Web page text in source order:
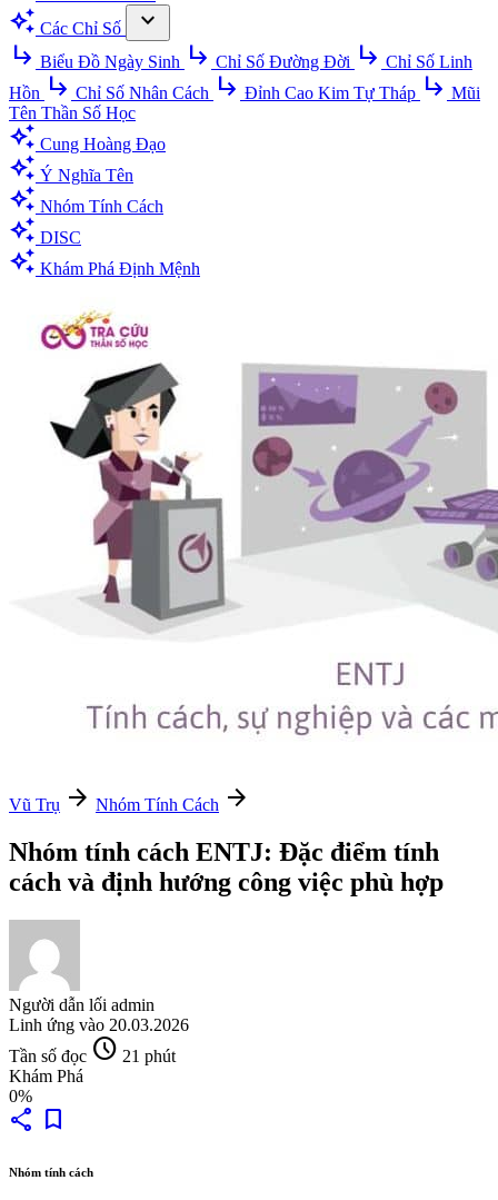
auto_awesome Các Chỉ Số
expand_more
subdirectory_arrow_right Biểu Đồ Ngày Sinh subdirectory_arrow_right Chỉ Số Đường Đời subdirectory_arrow_right Chỉ Số Linh
Hồn subdirectory_arrow_right Chỉ Số Nhân Cách subdirectory_arrow_right Đỉnh Cao Kim Tự Tháp subdirectory_arrow_right Mũi
Tên Thần Số Học
auto_awesome Cung Hoàng Đạo
auto_awesome Ý Nghĩa Tên
auto_awesome Nhóm Tính Cách
auto_awesome DISC
auto_awesome Khám Phá Định Mệnh
Vũ Trụ arrow_forward Nhóm Tính Cách arrow_forward
Nhóm tính cách ENTJ: Đặc điểm tính
cách và định hướng công việc phù hợp
Người dẫn lối admin
Linh ứng vào 20.03.2026
Tần số đọc schedule 21 phút
Khám Phá
0%
share bookmark
Nhóm tính cách